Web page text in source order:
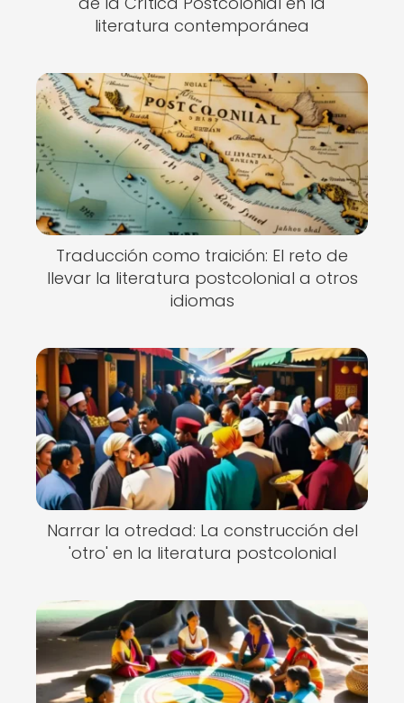
literatura contemporánea
Traducción como traición: El reto de
llevar la literatura postcolonial a otros
idiomas
Narrar la otredad: La construcción del
'otro' en la literatura postcolonial